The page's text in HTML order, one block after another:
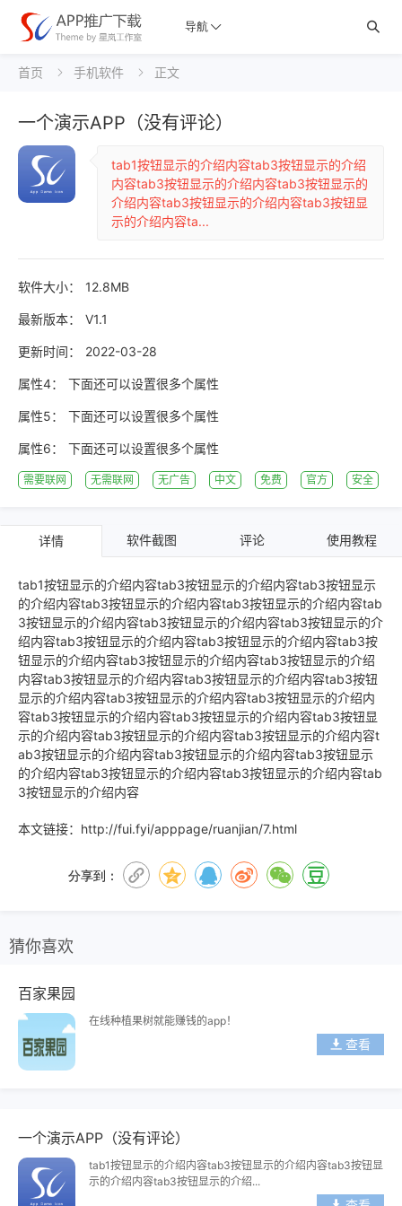
导航 
首页  手机软件  正文
一个演示APP（没有评论）
tab1按钮显示的介绍内容tab3按钮显示的介绍
内容tab3按钮显示的介绍内容tab3按钮显示的
介绍内容tab3按钮显示的介绍内容tab3按钮显
示的介绍内容ta...
软件大小： 12.8MB
最新版本： V1.1
更新时间： 2022-03-28
属性4： 下面还可以设置很多个属性
属性5： 下面还可以设置很多个属性
属性6： 下面还可以设置很多个属性
需要联网 无需联网 无广告 中文 免费 官方 安全
详情 软件截图 评论 使用教程
tab1按钮显示的介绍内容tab3按钮显示的介绍内容tab3按钮显示
的介绍内容tab3按钮显示的介绍内容tab3按钮显示的介绍内容tab
3按钮显示的介绍内容tab3按钮显示的介绍内容tab3按钮显示的介
绍内容tab3按钮显示的介绍内容tab3按钮显示的介绍内容tab3按
钮显示的介绍内容tab3按钮显示的介绍内容tab3按钮显示的介绍
内容tab3按钮显示的介绍内容tab3按钮显示的介绍内容tab3按钮
显示的介绍内容tab3按钮显示的介绍内容tab3按钮显示的介绍内
容tab3按钮显示的介绍内容tab3按钮显示的介绍内容tab3按钮显
示的介绍内容tab3按钮显示的介绍内容tab3按钮显示的介绍内容t
ab3按钮显示的介绍内容tab3按钮显示的介绍内容tab3按钮显示
的介绍内容tab3按钮显示的介绍内容tab3按钮显示的介绍内容tab
3按钮显示的介绍内容
本文链接： http://fui.fyi/apppage/ruanjian/7.html
分享到：
猜你喜欢
百家果园
在线种植果树就能赚钱的app！
查看
一个演示APP（没有评论）
tab1按钮显示的介绍内容tab3按钮显示的介绍内容tab3按钮显
示的介绍内容tab3按钮显示的介绍...